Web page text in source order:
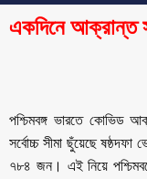
একদিনে আক্রান্ত
পশ্চিমবঙ্গ ভারতে কোভিড
সর্বোচ্চ সীমা ছুঁয়েছে
৭৮৪ জন। এই নিয়ে